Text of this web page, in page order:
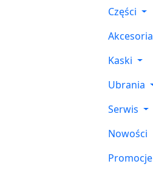
Części
Akcesoria
Kaski
Ubrania
Serwis
Nowości
Promocje